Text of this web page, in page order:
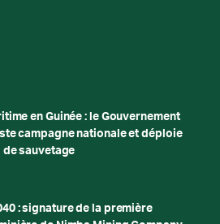
en Guinée : le Gouvernement
campagne nationale et déploie
de sauvetage
: signature de la première